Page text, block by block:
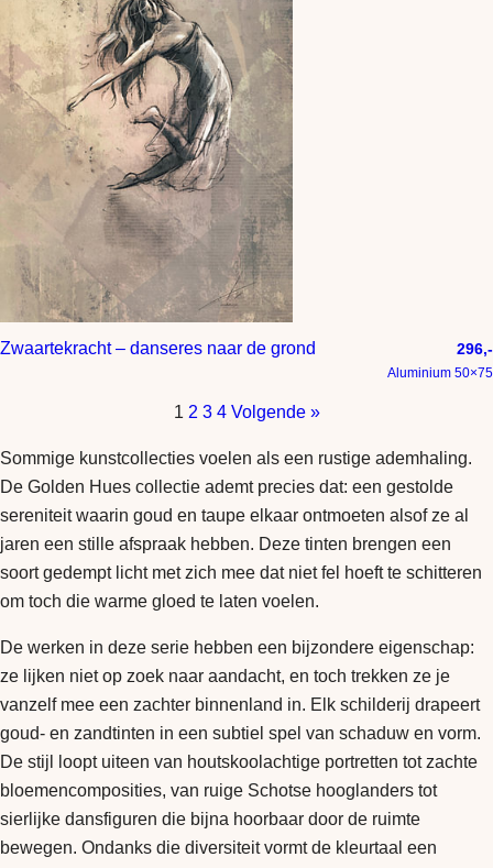
Zwaartekracht – danseres naar de grond 296,-
Aluminium 50×75
1 2 3 4 Volgende »
Sommige kunstcollecties voelen als een rustige ademhaling.
De Golden Hues collectie ademt precies dat: een gestolde
sereniteit waarin goud en taupe elkaar ontmoeten alsof ze al
jaren een stille afspraak hebben. Deze tinten brengen een
soort gedempt licht met zich mee dat niet fel hoeft te schitteren
om toch die warme gloed te laten voelen.
De werken in deze serie hebben een bijzondere eigenschap:
ze lijken niet op zoek naar aandacht, en toch trekken ze je
vanzelf mee een zachter binnenland in. Elk schilderij drapeert
goud- en zandtinten in een subtiel spel van schaduw en vorm.
De stijl loopt uiteen van houtskoolachtige portretten tot zachte
bloemencomposities, van ruige Schotse hooglanders tot
sierlijke dansfiguren die bijna hoorbaar door de ruimte
bewegen. Ondanks die diversiteit vormt de kleurtaal een